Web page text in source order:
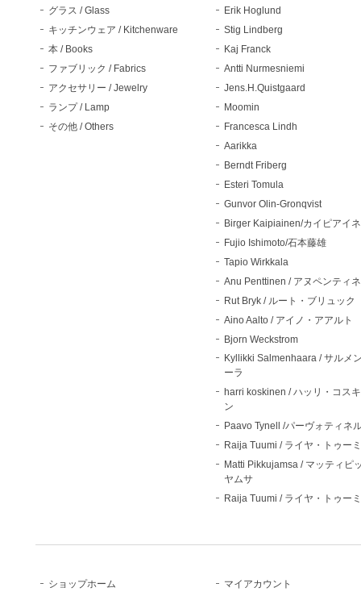
グラス / Glass
キッチンウェア / Kitchenware
本 / Books
ファブリック / Fabrics
アクセサリー / Jewelry
ランプ / Lamp
その他 / Others
Erik Hoglund
Stig Lindberg
Kaj Franck
Antti Nurmesniemi
Jens.H.Quistgaard
Moomin
Francesca Lindh
Aarikka
Berndt Friberg
Esteri Tomula
Gunvor Olin-Gronqvist
Birger Kaipiainen/カイピアイ
Fujio Ishimoto/石本藤雄
Tapio Wirkkala
Anu Penttinen / アヌペンティ
Rut Bryk / ルート・ブリュック
Aino Aalto / アイノ・アアルト
Bjorn Weckstrom
Kyllikki Salmenhaara / サルメ
ーラ
harri koskinen / ハッリ・コス
ン
Paavo Tynell /パーヴォティネ
Raija Tuumi / ライヤ・トゥーミ
Matti Pikkujamsa / マッティピ
ヤムサ
Raija Tuumi / ライヤ・トゥーミ
ショップホーム
マイアカウント